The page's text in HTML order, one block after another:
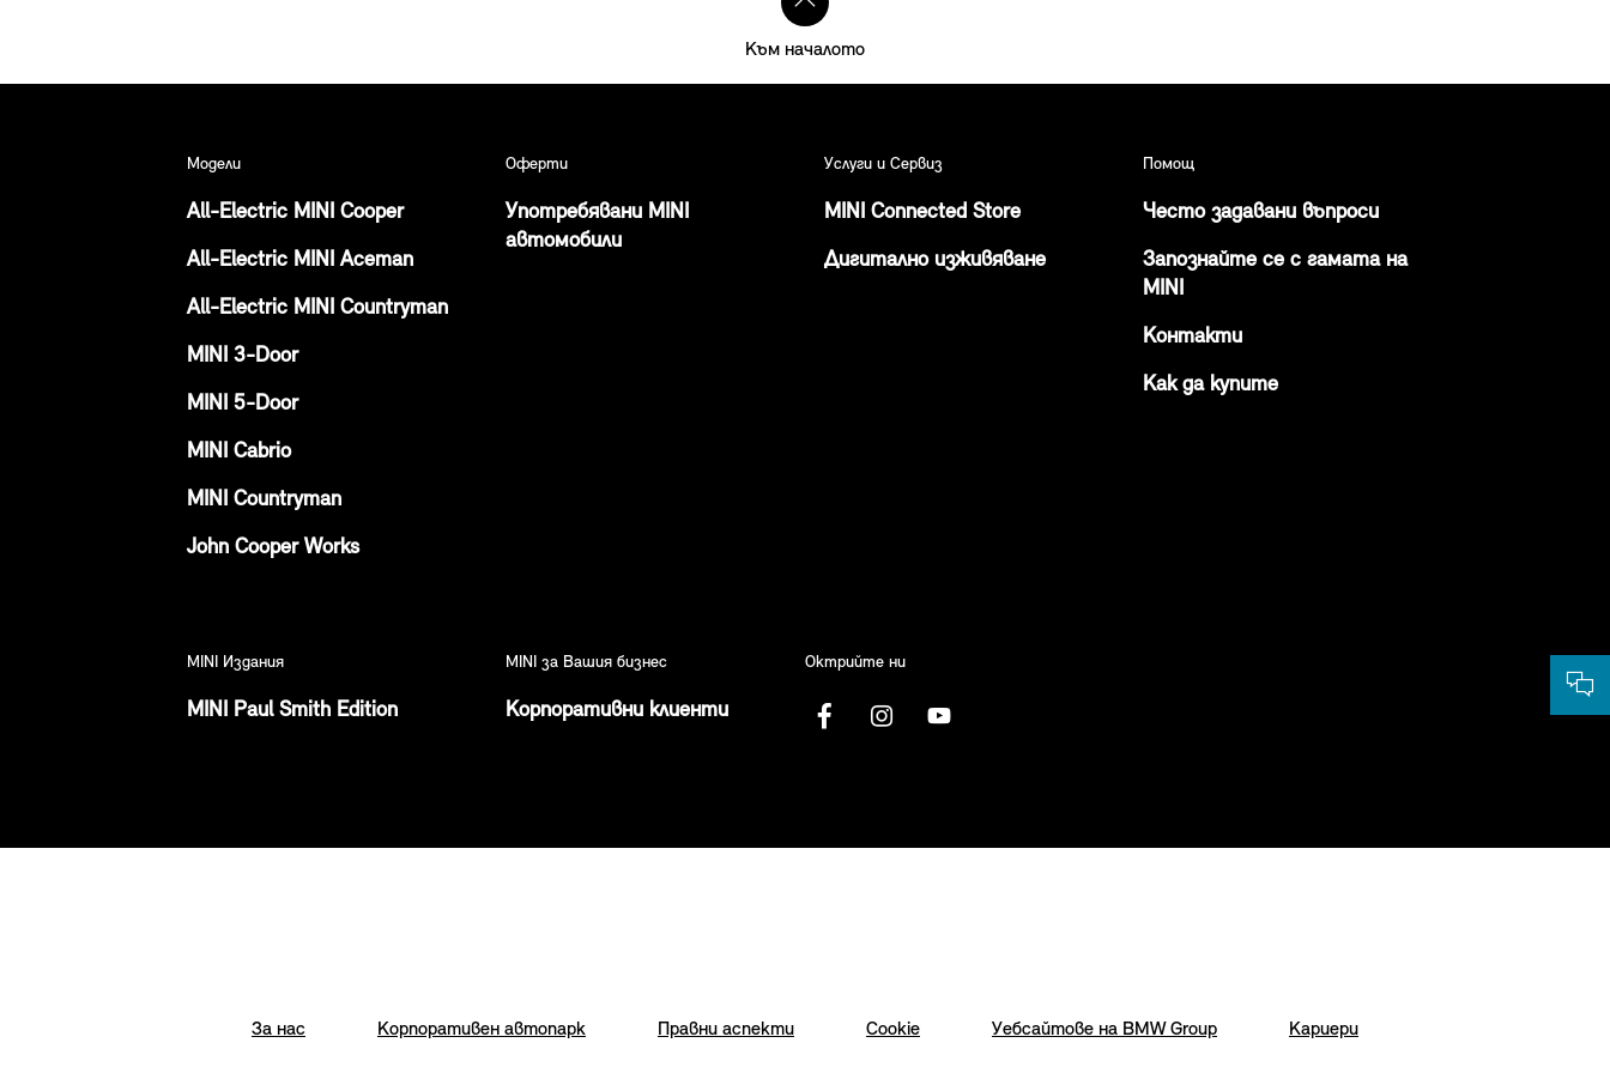
Към началото
Модели
All-Electric MINI Cooper
All-Electric MINI Aceman
All-Electric MINI Countryman
MINI 3-Door
MINI 5-Door
MINI Cabrio
MINI Countryman
John Cooper Works
Оферти
Употребявани MINI
автомобили
Услуги и Сервиз
MINI Connected Store
Дигитално изживяване
Помощ
Често задавани въпроси
Запознайте се с гамата на
MINI
Контакти
Как да купите
MINI Издания
MINI Paul Smith Edition
MINI за Вашия бизнес
Корпоративни клиенти
Октрийте ни
За нас Корпоративен автопарк Правни аспекти Cookie Уебсайтове на BMW Group Кариери